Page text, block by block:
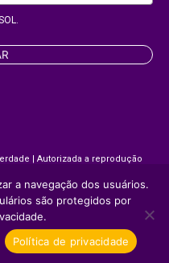
| Autorizada a reprodução
a fonte.
Appmobi
a navegação dos usuários.
são protegidos por
Política de privacidade